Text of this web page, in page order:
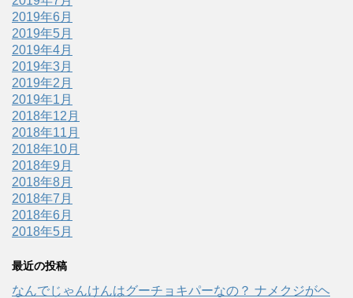
2019年6月
2019年5月
2019年4月
2019年3月
2019年2月
2019年1月
2018年12月
2018年11月
2018年10月
2018年9月
2018年8月
2018年7月
2018年6月
2018年5月
最近の投稿
なんでじゃんけんはグーチョキパーなの？ ナメクジがヘ